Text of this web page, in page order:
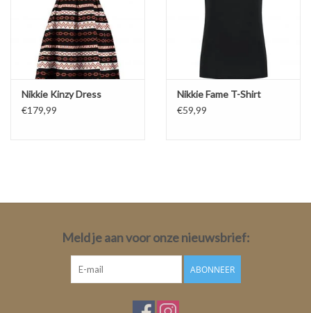
Nikkie Kinzy Dress
€179,99
Nikkie Fame T-Shirt
€59,99
Meld je aan voor onze nieuwsbrief:
ABONNEER